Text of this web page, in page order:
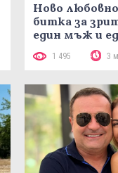
Ново
битка за
един мъж и
1 495 3